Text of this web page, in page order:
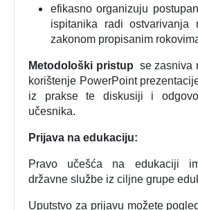
efikasno organizuju
ispitanika radi ostvarivanja
zakonom propisanim
Metodološki pristup se zasniva
korištenje PowerPoint
iz prakse te diskusiji i
učesnika.
Prijava na edukaciju:
Pravo učešća na edukaciji
državne službe iz ciljne grupe
Uputstvo za prijavu možete